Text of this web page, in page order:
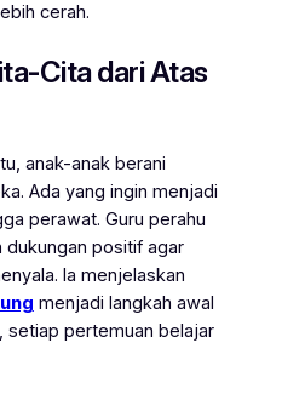
cerah.
Cita dari Atas
anak-anak berani
Ada yang ingin menjadi
perawat. Guru perahu
dukungan positif agar
Ia menjelaskan
menjadi langkah awal
setiap pertemuan belajar